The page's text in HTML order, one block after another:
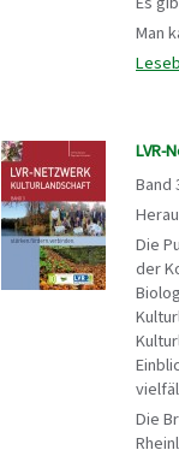
Man
LVR-
Band
Die
der
Die